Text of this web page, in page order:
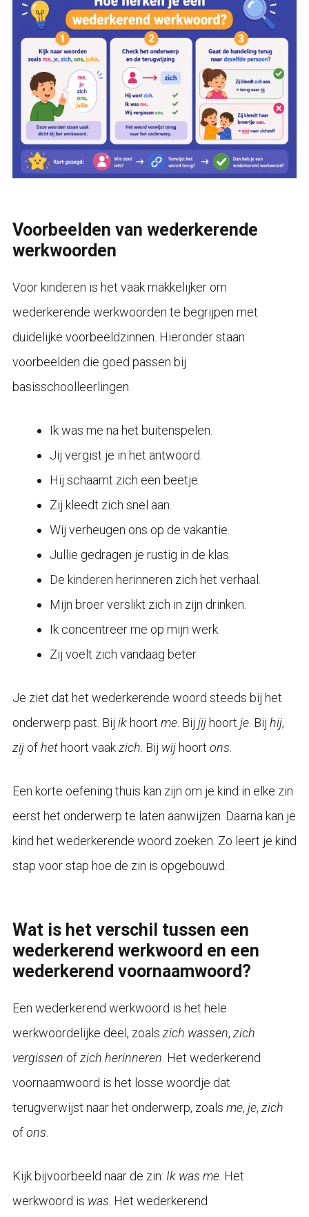
Voorbeelden van wederkerende
werkwoorden
Voor kinderen is het vaak makkelijker om
wederkerende werkwoorden te begrijpen met
duidelijke voorbeeldzinnen. Hieronder staan
voorbeelden die goed passen bij
basisschoolleerlingen.
Ik was me na het buitenspelen.
Jij vergist je in het antwoord.
Hij schaamt zich een beetje.
Zij kleedt zich snel aan.
Wij verheugen ons op de vakantie.
Jullie gedragen je rustig in de klas.
De kinderen herinneren zich het verhaal.
Mijn broer verslikt zich in zijn drinken.
Ik concentreer me op mijn werk.
Zij voelt zich vandaag beter.
Je ziet dat het wederkerende woord steeds bij het
onderwerp past. Bij ikhoort me. Bij jijhoort je. Bij hij,
zijofhethoort vaakzich . Bij wijhoort ons
Een korte oefening thuis kan zijn om je kind in elke zin
eerst het onderwerp te laten aanwijzen. Daarna kan je
kind het wederkerende woord zoeken. Zo leert je kind
stap voor stap hoe de zin is opgebouwd.
Wat is het verschil tussen een
wederkerend werkwoord en een
wederkerend voornaamwoord?
Een wederkerend werkwoord is het hele
werkwoordelijke deel, zoals zich wassen, zich
vergissen ofzich herinneren . Het wederkerend
voornaamwoord is het losse woordje dat
terugverwijst naar het onderwerp, zoals me, je, zich
ofons
Kijk bijvoorbeeld naar de zin: Ik was me. Het
werkwoord is was . Het wederkerend